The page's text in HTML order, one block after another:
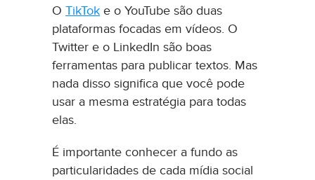
O TikTok e o YouTube são duas
plataformas focadas em vídeos. O
Twitter e o LinkedIn são boas
ferramentas para publicar textos. Mas
nada disso significa que você pode
usar a mesma estratégia para todas
elas.
É importante conhecer a fundo as
particularidades de cada mídia social